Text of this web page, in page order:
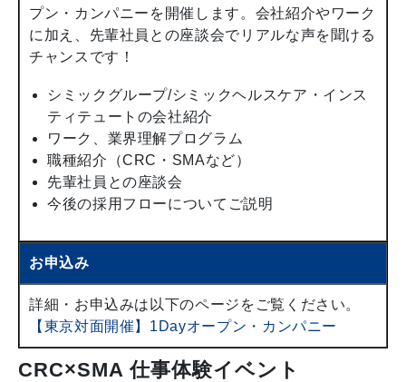
プン・カンパニーを開催します。会社紹介やワーク
に加え、先輩社員との座談会でリアルな声を聞ける
チャンスです！
シミックグループ/シミックヘルスケア・インス
ティテュートの会社紹介
ワーク、業界理解プログラム
職種紹介（CRC・SMAなど）
先輩社員との座談会
今後の採用フローについてご説明
お申込み
詳細・お申込みは以下のページをご覧ください。
【東京対面開催】1Dayオープン・カンパニー
CRC×SMA 仕事体験イベント